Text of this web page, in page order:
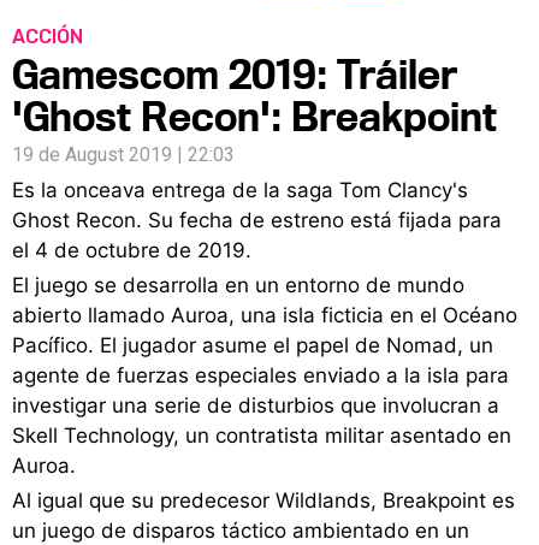
ACCIÓN
Gamescom 2019: Tráiler
'Ghost Recon': Breakpoint
19 de August 2019 | 22:03
Es la onceava entrega de la saga Tom Clancy's
Ghost Recon. Su fecha de estreno está fijada para
el 4 de octubre de 2019.
El juego se desarrolla en un entorno de mundo
abierto llamado Auroa, una isla ficticia en el Océano
Pacífico. El jugador asume el papel de Nomad, un
agente de fuerzas especiales enviado a la isla para
investigar una serie de disturbios que involucran a
Skell Technology, un contratista militar asentado en
Auroa.
Al igual que su predecesor Wildlands, Breakpoint es
un juego de disparos táctico ambientado en un